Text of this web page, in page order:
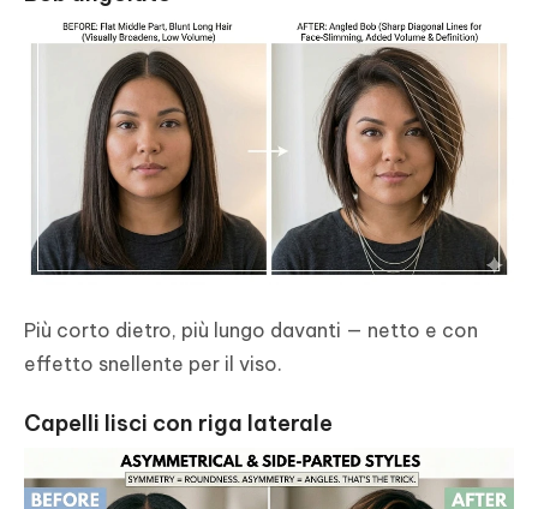
Più corto dietro, più lungo davanti — netto e con
effetto snellente per il viso.
Capelli lisci con riga laterale